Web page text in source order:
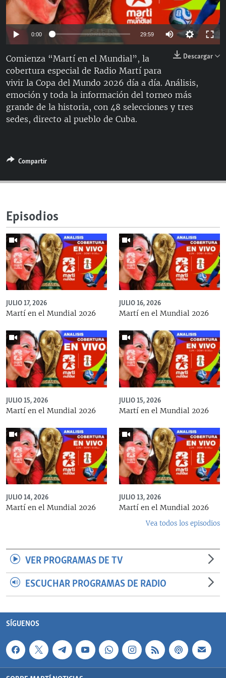
RADIO MARTÍ
ESPECIALES
ESPECIALES
LA REALIDAD DE LA VIVIENDA EN CUBA
SER VIEJO EN CUBA
KENTU-CUBANO
LOS SANTOS DE HIALEAH
MULTIMEDIA
EDITORIALES
SÍGUENOS Auto 144p 240p
480p 720p
0:00 29:59 Auto
144p
360p
480p
Descargar
Comienza “Martí en el Mundial”, la
cobertura especial de Radio Martí para
vivir la Copa del Mundo 2026 día a día. Análisis,
emoción y toda la información del torneo más
grande de la historia, con 48 selecciones y tres
sedes, directo al pueblo de Cuba.
Compartir
Episodios
JULIO 17, 2026
Martí en el Mundial 2026
JULIO 16, 2026
Martí en el Mundial 2026
JULIO 15, 2026
Martí en el Mundial 2026
JULIO 15, 2026
Martí en el Mundial 2026
JULIO 14, 2026
Martí en el Mundial 2026
JULIO 13, 2026
Martí en el Mundial 2026
Vea todos los episodios
VER PROGRAMAS DE TV
ESCUCHAR PROGRAMAS DE RADIO
SÍGUENOS